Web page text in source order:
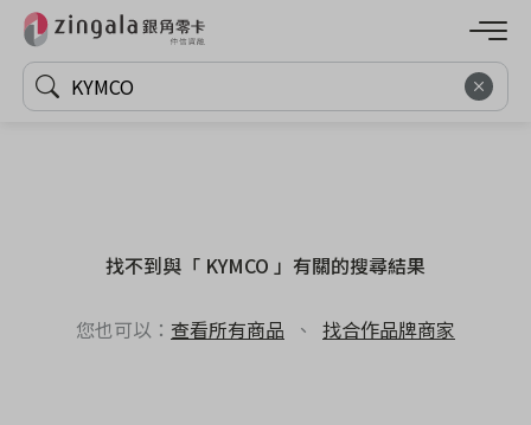
找不到與「 KYMCO 」有關的搜尋結果
您也可以： 查看所有商品 、 找合作品牌商家